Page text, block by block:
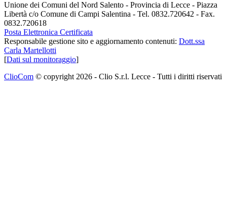
Unione dei Comuni del Nord Salento - Provincia di Lecce - Piazza
Libertà c/o Comune di Campi Salentina - Tel. 0832.720642 - Fax.
0832.720618
Posta Elettronica Certificata
Responsabile gestione sito e aggiornamento contenuti: Dott.ssa
Carla Martellotti
[Dati sul monitoraggio]
ClioCom © copyright 2026 - Clio S.r.l. Lecce - Tutti i diritti riservati